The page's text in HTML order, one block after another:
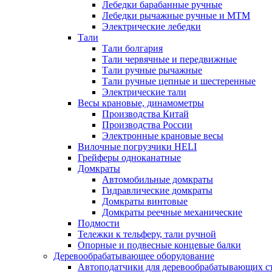
Лебедки барабанные ручные
Лебедки рычажные ручные и МТМ
Электрические лебедки
Тали
Тали болгария
Тали червячные и передвижные
Тали ручные рычажные
Тали ручные цепные и шестеренные
Электрические тали
Весы крановые, динамометры
Производства Китай
Производства России
Электронные крановые весы
Вилочные погрузчики HELI
Грейферы одноканатные
Домкраты
Автомобильные домкраты
Гидравлические домкраты
Домкраты винтовые
Домкраты реечные механические
Подмости
Тележки к тельферу, тали ручной
Опорные и подвесные концевые балки
Деревообрабатывающее оборудование
Автоподатчики для деревообрабатывающих